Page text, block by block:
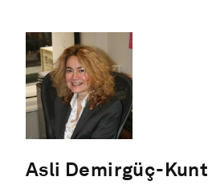
Asli Demirgüç-Kunt